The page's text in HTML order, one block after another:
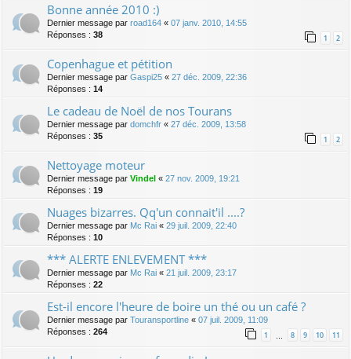
Bonne année 2010 :)
Dernier message par road164 « 07 janv. 2010, 14:55
Réponses : 38 1 2
Copenhague et pétition
Dernier message par Gaspi25 « 27 déc. 2009, 22:36
Réponses : 14
Le cadeau de Noël de nos Tourans
Dernier message par domchfr « 27 déc. 2009, 13:58
Réponses : 35 1 2
Nettoyage moteur
Dernier message par Vindel « 27 nov. 2009, 19:21
Réponses : 19
Nuages bizarres. Qq'un connait'il ....?
Dernier message par Mc Rai « 29 juil. 2009, 22:40
Réponses : 10
*** ALERTE ENLEVEMENT ***
Dernier message par Mc Rai « 21 juil. 2009, 23:17
Réponses : 22
Est-il encore l'heure de boire un thé ou un café ?
Dernier message par Touransportline « 07 juil. 2009, 11:09
Réponses : 264 1 … 8 9 10 11